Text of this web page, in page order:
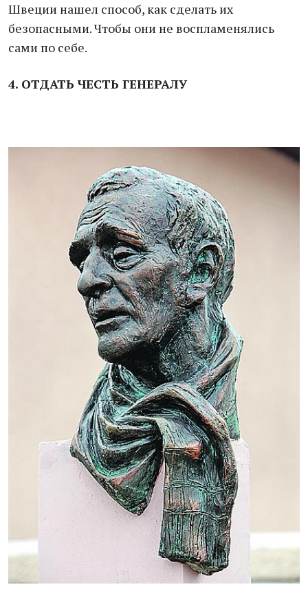
Швеции нашел способ, как сделать их
безопасными. Чтобы они не воспламенялись
сами по себе.
4. ОТДАТЬ ЧЕСТЬ ГЕНЕРАЛУ